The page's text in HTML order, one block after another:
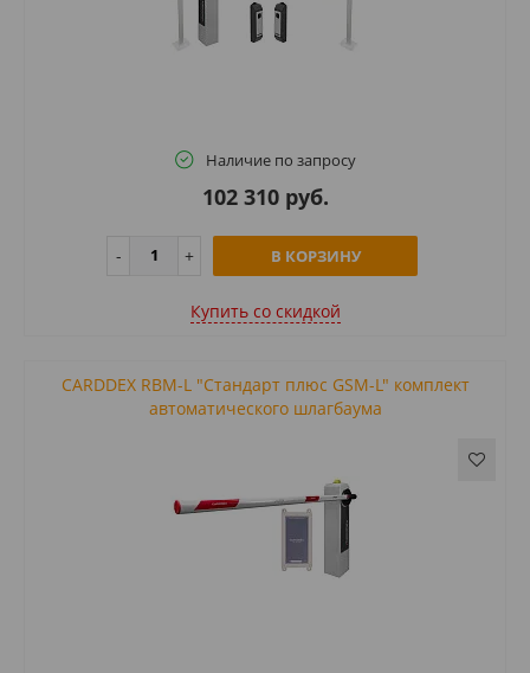
Наличие по запросу
102 310 руб.
В КОРЗИНУ
Купить cо скидкой
CARDDEX RBM-L "Стандарт плюс GSM-L" комплект
автоматического шлагбаума